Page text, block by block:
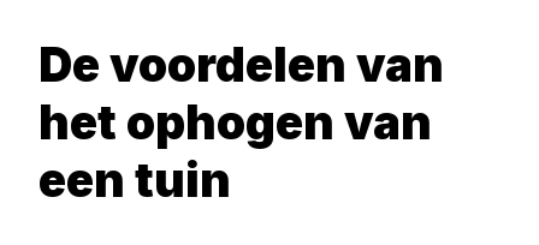
De voordelen van
het ophogen van
een tuin